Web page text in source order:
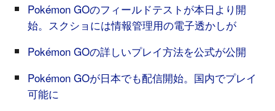
Pokémon GOのフィールドテストが本日より開
始。スクショには情報管理用の電子透かしが
Pokémon GOの詳しいプレイ方法を公式が公開
Pokémon GOが日本でも配信開始。国内でプレイ
可能に